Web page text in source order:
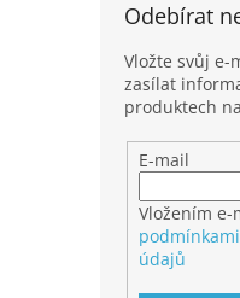
Odebírat
Vložte svůj e-
zasílat
produktech
E-mail
Vložením
údajů